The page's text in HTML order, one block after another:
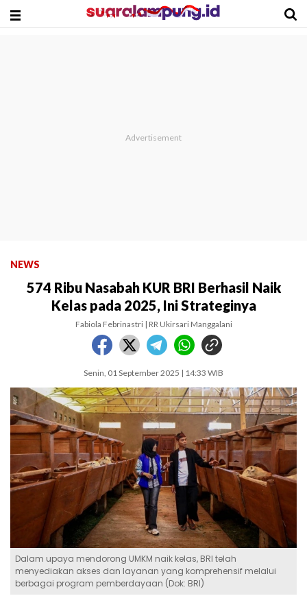
NEWS
574 Ribu Nasabah KUR BRI Berhasil Naik
Kelas pada 2025, Ini Strateginya
Fabiola Febrinastri | RR Ukirsari Manggalani
Senin, 01 September 2025 | 14:33 WIB
Dalam upaya mendorong UMKM naik kelas, BRI telah
menyediakan akses dan layanan yang komprehensif melalui
berbagai program pemberdayaan (Dok: BRI)